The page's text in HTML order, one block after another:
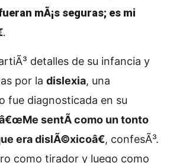
mÃ¡s seguras; es mi
.
detalles de su infancia y
por la dislexia, una
fue diagnosticada en su
sentÃ­ como un tonto
era dislÃ©xicoâ€, confesÃ³.
como tirador y luego como